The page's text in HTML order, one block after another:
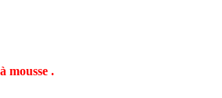
mousse .